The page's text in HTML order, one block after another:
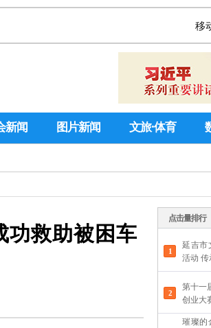
移
新闻 图片新闻 文旅·体育
功救助被困车
点击量排行
延吉市
活动
第十一
创业大
璀璨